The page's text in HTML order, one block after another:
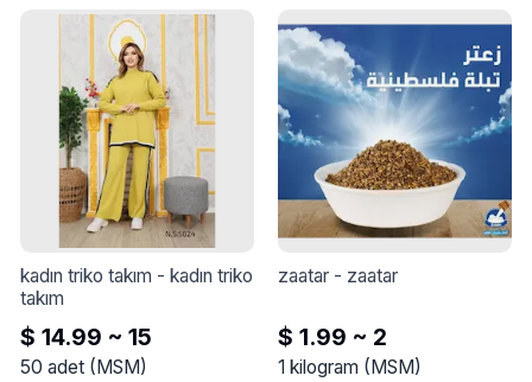
kadın triko takım - kadın triko
takım
$ 14.99 ~ 15
50 adet( MSM)
zaatar - zaatar
$ 1.99 ~ 2
1 kilogram ( MSM)